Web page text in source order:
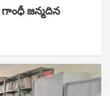
జ‌న్మ‌దిన